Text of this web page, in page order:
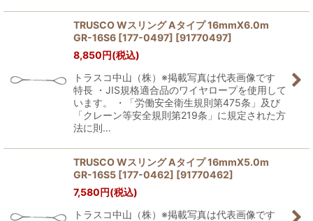
TRUSCO Wスリング Aタイプ 16mmX6.0m
GR-16S6 [177-0497] [91770497]
8,850円(税込)
トラスコ中山（株）※掲載写真は代表画像です
特長 ・JIS規格適合品のワイヤロープを使用して
います。 ・「労働安全衛生規則第475条」及び
「クレーン等安全規則第219条」に規定された方
法に則…
TRUSCO Wスリング Aタイプ 16mmX5.0m
GR-16S5 [177-0462] [91770462]
7,580円(税込)
トラスコ中山（株）※掲載写真は代表画像です